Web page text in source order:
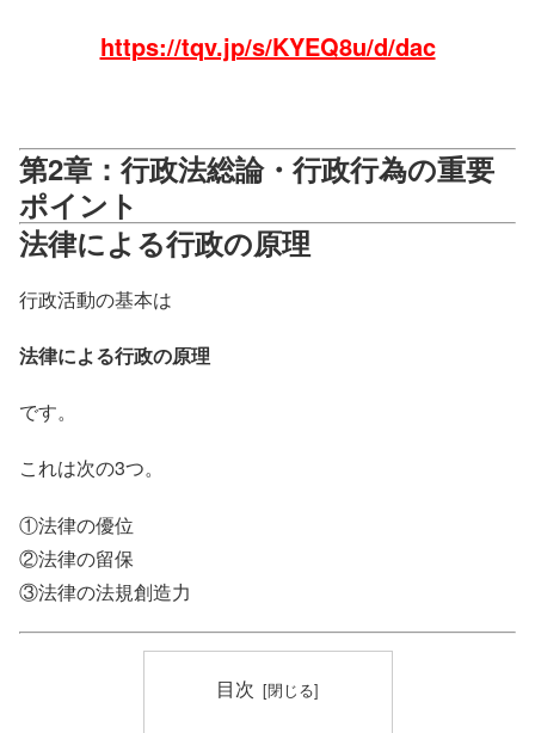
https://tqv.jp/s/KYEQ8u/d/dac
第2章：行政法総論・行政行為の重要
ポイント
法律による行政の原理
行政活動の基本は
法律による行政の原理
です。
これは次の3つ。
①法律の優位
②法律の留保
③法律の法規創造力
目次